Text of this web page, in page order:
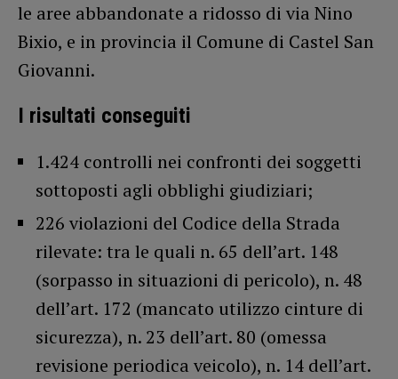
le aree abbandonate a ridosso di via Nino
Bixio, e in provincia il Comune di Castel San
Giovanni.
I risultati conseguiti
1.424 controlli nei confronti dei soggetti
sottoposti agli obblighi giudiziari;
226 violazioni del Codice della Strada
rilevate: tra le quali n. 65 dell’art. 148
(sorpasso in situazioni di pericolo), n. 48
dell’art. 172 (mancato utilizzo cinture di
sicurezza), n. 23 dell’art. 80 (omessa
revisione periodica veicolo), n. 14 dell’art.